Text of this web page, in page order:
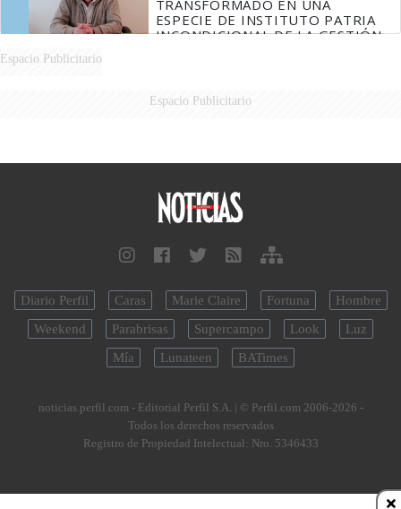
TRANSFORMADO EN UNA
ESPECIE DE INSTITUTO PATRIA
INCONDICIONAL DE LA GESTIÓN
Espacio Publicitario
Espacio Publicitario
Diario Perfil Caras Marie Claire Fortuna
Hombre
Weekend
Parabrisas Supercampo Look
Luz
Mía
Lunateen BATimes
noticias.perfil.com - Editorial Perfil S.A. | © Perfil.com 2006-2026 -
Todos los derechos reservados
Registro de Propiedad Intelectual: Nro. 5346433